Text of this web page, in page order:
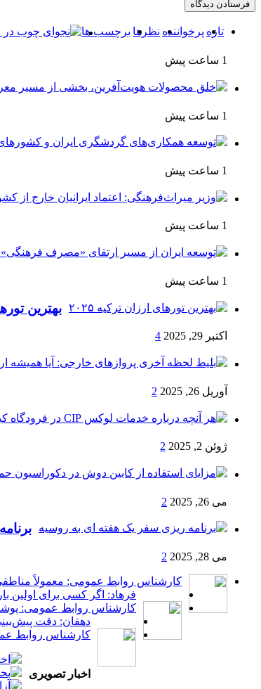
تازه پرخواننده نظرها برچسب ها
1 ساعت پیش
1 ساعت پیش
1 ساعت پیش
1 ساعت پیش
1 ساعت پیش
بهترین
اکتبر 29, 2025 4
آوریل 26, 2025 2
ژوئن 2, 2025 2
می 26, 2025 2
می 28, 2025 2
کارشناس روابط عمومی: معمولاً
فرهاد: اگر کسی برای اولین
کارشناس روابط عمومی:
دهقان: دقت
کارشناس روابط
اخبار تصویری